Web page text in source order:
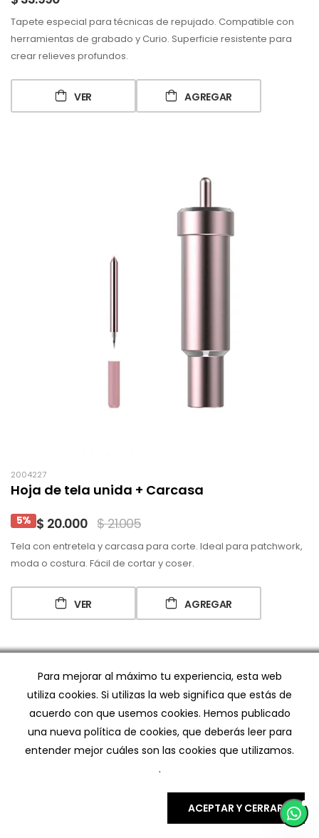
Tapete especial para técnicas de repujado. Compatible con
herramientas de grabado y Curio. Superficie resistente para
crear relieves profundos.
VER AGREGAR
2004227
Hoja de tela unida + Carcasa
5% $ 20.000 $ 21.005
Tela con entretela y carcasa para corte. Ideal para patchwork,
moda o costura. Fácil de cortar y coser.
VER AGREGAR
Para mejorar al máximo tu experiencia, esta web
utiliza cookies. Si utilizas la web significa que estás de
acuerdo con que usemos cookies. Hemos publicado
una nueva política de cookies, que deberás leer para
entender mejor cuáles son las cookies que utilizamos.
.
ACEPTAR Y CERRAR